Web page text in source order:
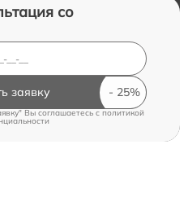
со
заявку
Вы соглашаетесь cполитикой